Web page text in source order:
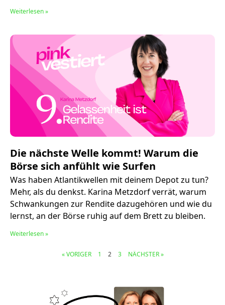
Weiterlesen »
Die nächste Welle kommt! Warum die
Börse sich anfühlt wie Surfen
Was haben Atlantikwellen mit deinem Depot zu tun?
Mehr, als du denkst. Karina Metzdorf verrät, warum
Schwankungen zur Rendite dazugehören und wie du
lernst, an der Börse ruhig auf dem Brett zu bleiben.
Weiterlesen »
« VORIGER 1 2 3 NÄCHSTER »